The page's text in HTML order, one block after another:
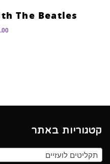
The Beatles
קטגוריות באתר
תקליטים לועזיים